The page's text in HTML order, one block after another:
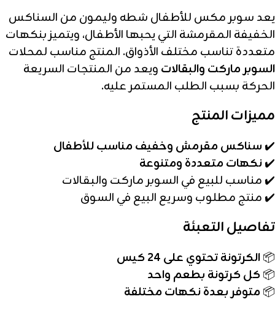
يعد سوبر مكس للأطفال شطه وليمون من السناكس
الخفيفة المقرمشة التي يحبها الأطفال، ويتميز بنكهات
متعددة تناسب مختلف الأذواق. المنتج مناسب لمحلات
السوبر ماركت والبقالات ويعد من المنتجات السريعة
الحركة بسبب الطلب المستمر عليه.
مميزات المنتج
✔️ سناكس مقرمش وخفيف مناسب للأطفال
✔️نكهات متعددة ومتنوعة
✔️ مناسب للبيع في السوبر ماركت والبقالات
✔️ منتج مطلوب وسريع البيع في السوق
تفاصيل التعبئة
📦الكرتونة تحتوي على 24 كيس
📦كل كرتونة بطعم واحد
📦 متوفر بعدة نكهات مختلفة